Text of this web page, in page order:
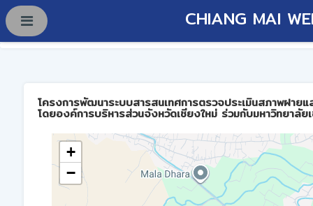
CHIANG MAI
โครงการพัฒนาระบบสารสนเทศการตรวจประเมินสภาพฝาย
โดยองค์การบริหารส่วนจังหวัดเชียงใหม่ ร่วมกับมหาวิทยาลัย
+
−